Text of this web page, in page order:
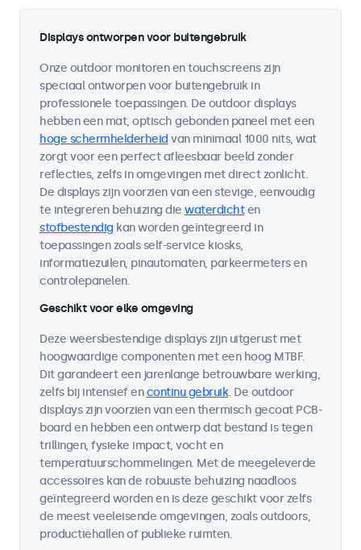
Displays ontworpen voor buitengebruik
Onze outdoor monitoren en touchscreens zijn
speciaal ontworpen voor buitengebruik in
professionele toepassingen. De outdoor displays
hebben een mat, optisch gebonden paneel met een
hoge schermhelderheid van minimaal 1000 nits, wat
zorgt voor een perfect afleesbaar beeld zonder
reflecties, zelfs in omgevingen met direct zonlicht.
De displays zijn voorzien van een stevige, eenvoudig
te integreren behuizing die waterdichten
stofbestendig kan worden geïntegreerd in
toepassingen zoals self-service kiosks,
informatiezuilen, pinautomaten, parkeermeters en
controlepanelen.
Geschikt voor elke omgeving
Deze weersbestendige displays zijn uitgerust met
hoogwaardige componenten met een hoog MTBF.
Dit garandeert een jarenlange betrouwbare werking,
zelfs bij intensief encontinu gebruik. De outdoor
displays zijn voorzien van een thermisch gecoat PCB-
board en hebben een ontwerp dat bestand is tegen
trillingen, fysieke impact, vocht en
temperatuurschommelingen. Met de meegeleverde
accessoires kan de robuuste behuizing naadloos
geïntegreerd worden en is deze geschikt voor zelfs
de meest veeleisende omgevingen, zoals outdoors,
productiehallen of publieke ruimten.